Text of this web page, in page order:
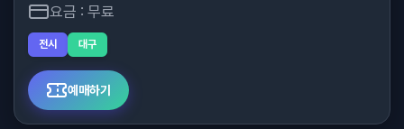
요금 : 무료
전시 대구
예매하기